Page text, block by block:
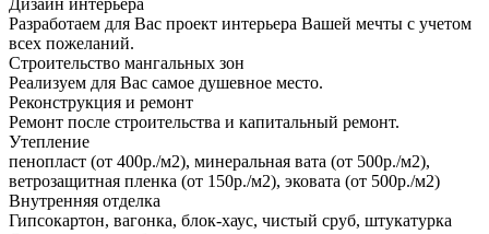
Дизайн интерьера
Разработаем для Вас проект интерьера Вашей мечты с учетом
всех пожеланий.
Строительство мангальных зон
Реализуем для Вас самое душевное место.
Реконструкция и ремонт
Ремонт после строительства и капитальный ремонт.
Утепление
пенопласт (от 400р./м2), минеральная вата (от 500р./м2),
ветрозащитная пленка (от 150р./м2), эковата (от 500р./м2)
Внутренняя отделка
Гипсокартон, вагонка, блок-хаус, чистый сруб, штукатурка